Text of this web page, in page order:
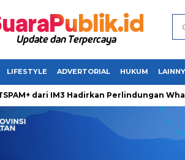
LIFESTYLE ADVERTORIAL HUKUM
Hadirkan Perlindungan WhatsApp Call